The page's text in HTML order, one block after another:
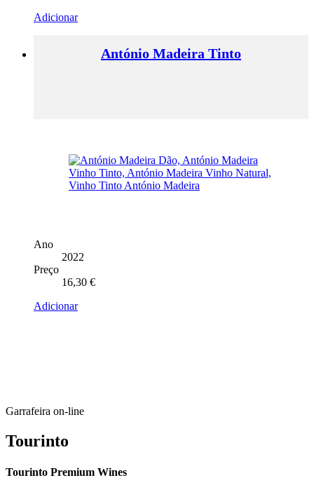
Adicionar
António Madeira Tinto
Ano
2022
Preço
16,30 €
Adicionar
Garrafeira on-line
Tourinto
Tourinto Premium Wines